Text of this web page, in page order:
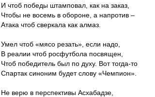
И чтоб победы штамповал, как на заказ,
Чтобы не восемь в обороне, а напротив –
Атака чтоб сверкала как алмаз.
Умел чтоб «мясо резать», если надо,
В реалии чтоб росфутбола посвящен,
Чтоб победитель был по духу. Вот тогда-то
Спартак синоним будет слову «Чемпион».
Не верю в перспективы Асхабадзе,